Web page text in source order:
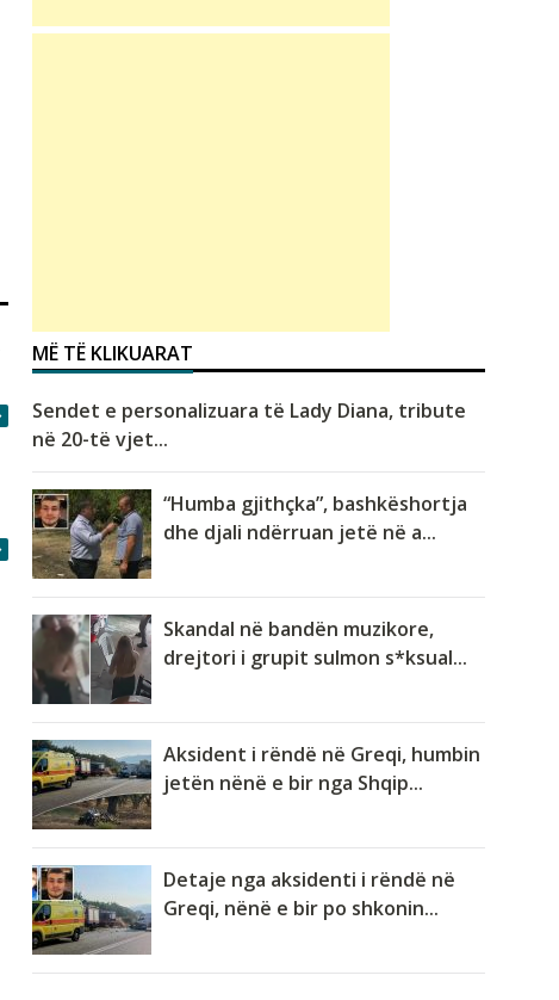
MË TË KLIKUARAT
Sendet e personalizuara të Lady Diana, tribute
në 20-të vjet...
“Humba gjithçka”, bashkëshortja
dhe djali ndërruan jetë në a...
Skandal në bandën muzikore,
drejtori i grupit sulmon s*ksual...
Aksident i rëndë në Greqi, humbin
jetën nënë e bir nga Shqip...
Detaje nga aksidenti i rëndë në
Greqi, nënë e bir po shkonin...